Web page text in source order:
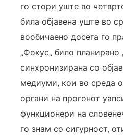
го стори уште во
била објавена уште во
вообичаено досега го
„Фокус„ било планирано
синхронизирана со
медиуми, кои во среда
органи на прогонот
функционери на
го знам со сигурност,